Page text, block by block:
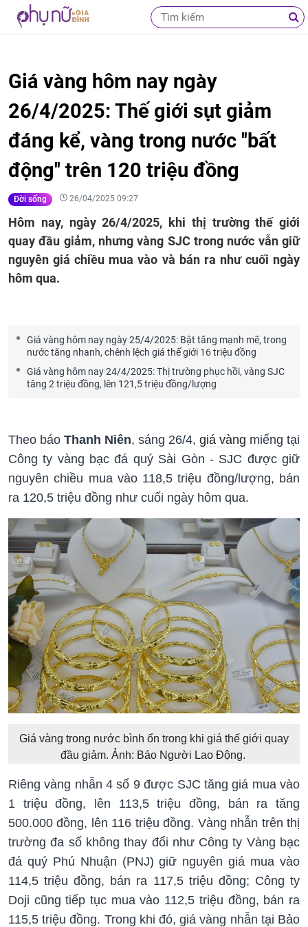
Giá vàng hôm nay ngày
26/4/2025: Thế giới sụt giảm
đáng kể, vàng trong nước ''bất
động'' trên 120 triệu đồng
Đời sống 26/04/2025 09:27
Hôm nay, ngày 26/4/2025, khi thị trường thế giới
quay đầu giảm, nhưng vàng SJC trong nước vẫn giữ
nguyên giá chiều mua vào và bán ra như cuối ngày
hôm qua.
Giá vàng hôm nay ngày 25/4/2025: Bật tăng mạnh mẽ, trong
nước tăng nhanh, chênh lệch giá thế giới 16 triệu đồng
Giá vàng hôm nay 24/4/2025: Thị trường phục hồi, vàng SJC
tăng 2 triệu đồng, lên 121,5 triệu đồng/lượng
Theo báo Thanh Niên, sáng 26/4, giá vàng miếng tại
Công ty vàng bạc đá quý Sài Gòn - SJC được giữ
nguyên chiều mua vào 118,5 triệu đồng/lượng, bán
ra 120,5 triệu đồng như cuối ngày hôm qua.
Giá vàng trong nước bình ổn trong khi giá thế giới quay
đầu giảm. Ảnh: Báo Người Lao Động.
Riêng vàng nhẫn 4 số 9 được SJC tăng giá mua vào
1 triệu đồng, lên 113,5 triệu đồng, bán ra tăng
500.000 đồng, lên 116 triệu đồng. Vàng nhẫn trên thị
trường đa số không thay đổi như Công ty Vàng bạc
đá quý Phú Nhuận (PNJ) giữ nguyên giá mua vào
114,5 triệu đồng, bán ra 117,5 triệu đồng; Công ty
Doji cũng tiếp tục mua vào 112,5 triệu đồng, bán ra
115,5 triệu đồng. Trong khi đó, giá vàng nhẫn tại Bảo